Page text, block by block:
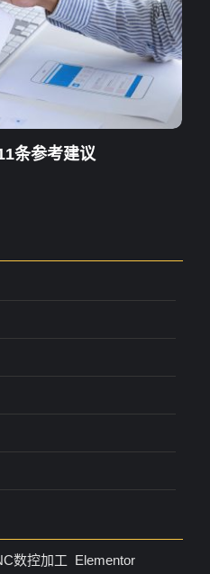
条参考建议
数控加工 Elementor